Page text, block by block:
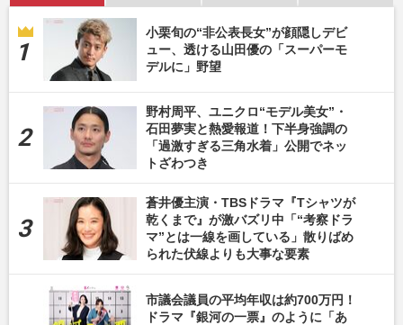
小栗旬の“非公表長女”が顔隠しデビ
ュー、透ける山田優の「スーパーモ
デルに」野望
野村周平、ユニクロ“モデル美女”・
石田夢実と熱愛報道！下半身強調の
「過激すぎる三角水着」公開でネッ
トざわつき
蒼井優主演・TBSドラマ『Tシャツが
乾くまで』が激バズリ中「“考察ドラ
マ”とは一線を画している」散りばめ
られた伏線よりも大事な要素
市議会議員の平均年収は約700万円！
ドラマ『銀河の一票』のように「あ